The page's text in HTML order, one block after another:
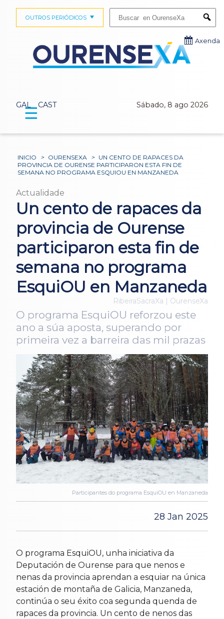
GAL CAST Sábado, 8 ago 2026
OUTROS PERIÓDICOS
Axenda
☰
INICIO > OURENSEXA > UN CENTO DE RAPACES DA
PROVINCIA DE OURENSE PARTICIPARON ESTA FIN DE
SEMANA NO PROGRAMA ESQUIOU EN MANZANEDA
Actualidade
Un cento de rapaces da
provincia de Ourense
participaron esta fin de
semana no programa
EsquiOU en Manzaneda
RibeiraSacraXa | OurenseXa
O programa EsquiOU reforzou este
ano a súa aposta, superando por
primeira vez a barreira das mil prazas
Participantes do programa EsquiOU en Manzaneda
28 Jan 2025
O programa EsquiOU, unha iniciativa da
Deputación de Ourense para que nenos e
nenas da provincia aprendan a esquiar na única
estación de montaña de Galicia, Manzaneda,
continúa o seu éxito coa segunda quenda de
rapaces da provincia. Un cento de nenos das